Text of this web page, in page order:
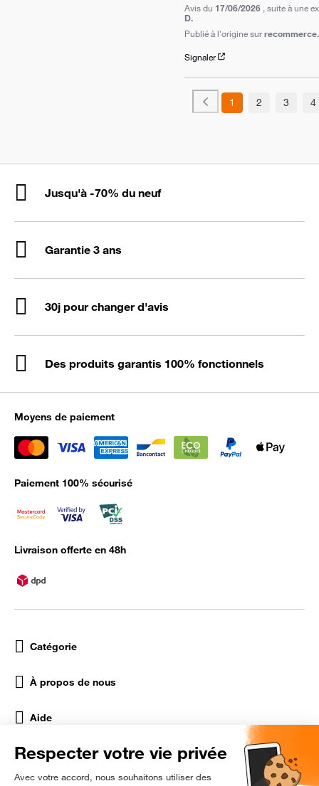
Avis du 17/06/2026 , suite à une
D.
Publié à l'origine sur
Signaler
1 2 3 4
Jusqu'à -70% du neuf
Garantie 3 ans
30j pour changer d'avis
Des produits garantis 100% fonctionnels
Moyens de paiement
Paiement 100% sécurisé
Livraison offerte en 48h
Catégorie
À propos de nous
Aide
Réseaux Sociaux